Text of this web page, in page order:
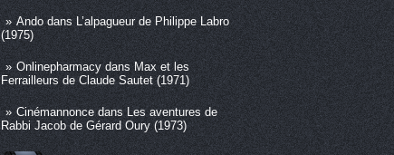
Andodans L’alpagueur de Philippe Labro
(1975)
Onlinepharmacy dansMax et les
Ferrailleurs de Claude Sautet (1971)
Cinémannonce dansLes aventures de
Rabbi Jacob de Gérard Oury (1973)